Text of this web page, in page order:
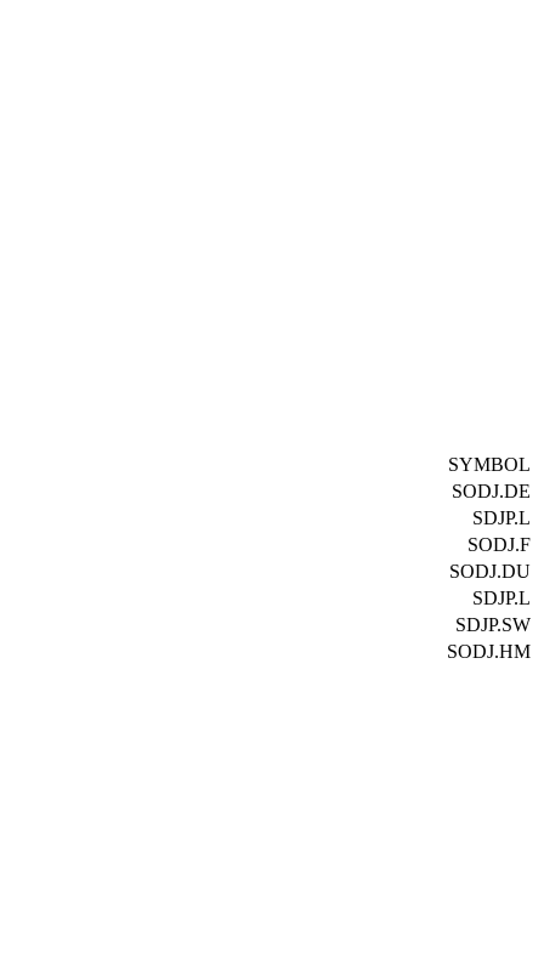
SYMBOL
SODJ.DE
SDJP.L
SODJ.F
SODJ.DU
SDJP.L
SDJP.SW
SODJ.HM